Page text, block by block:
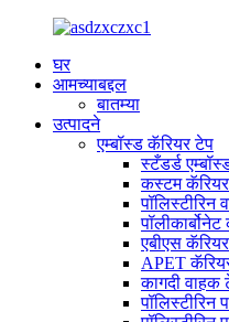
घर
आमच्याबद्दल
बातम्या
उत्पादने
एम्बॉस्ड कॅरियर टेप
स्टँडर्ड
कस्टम
पॉलिस्टीरिन
एबीएस
APET
कागदी वाहक
पॉलिस्टीरिन